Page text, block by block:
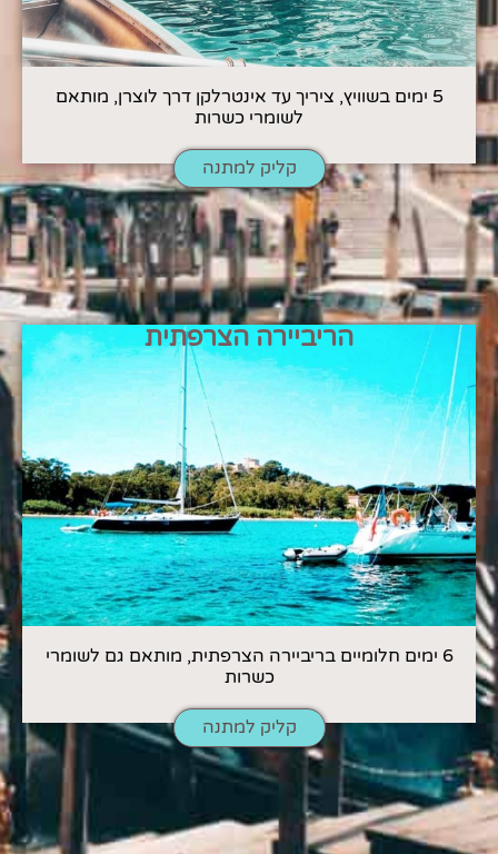
5 ימים בשוויץ, ציריך עד אינטרלקן דרך לוצרן, מותאם
לשומרי כשרות
קליק למתנה
הריביירה הצרפתית
6 ימים חלומיים בריביירה הצרפתית, מותאם גם לשומרי
כשרות
קליק למתנה